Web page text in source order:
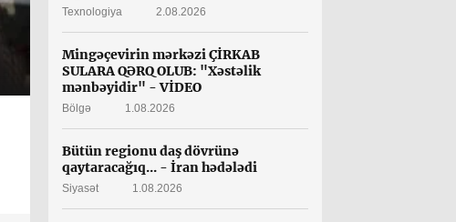
Texnologiya 2.08.2026
Mingəçevirin mərkəzi ÇİRKAB
SULARA QƏRQ OLUB: "Xəstəlik
mənbəyidir" - VİDEO
Bölgə 1.08.2026
Bütün regionu daş dövrünə
qaytaracağıq... - İran hədələdi
Siyasət 1.08.2026